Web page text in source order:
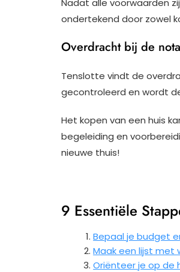
Nadat alle voorwaarden
ondertekend door zowel
Overdracht bij de
Tenslotte vindt de
gecontroleerd en wordt
Het kopen van een huis
begeleiding en
nieuwe thuis!
9 Essentiële
Bepaal je budget
Maak een lijst met
Oriënteer je op de